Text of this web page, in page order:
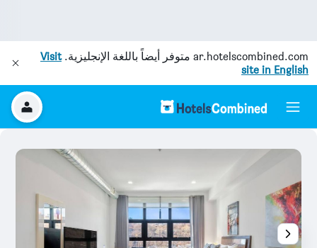
ar.hotelscombined.com متوفر أيضاً باللغة الإنجليزية.Visit
site in English